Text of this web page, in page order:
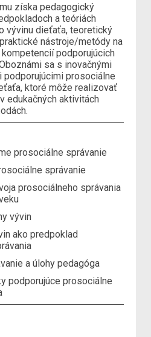
získa pedagogický
a teóriách
vývinu dieťaťa, teoretický
nástroje/metódy na
podporujúcich
sa s inovačnými
podporujúcimi prosociálne
ktoré môže realizovať
edukačných aktivitách
prosociálne správanie
správanie
prosociálneho správania
vývin
ako predpoklad
a úlohy pedagóga
podporujúce prosociálne